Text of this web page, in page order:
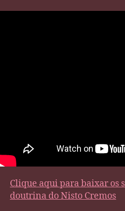
Clique aqui para baixar os
doutrina do Nisto Cremos